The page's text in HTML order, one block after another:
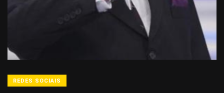
REDES SOCIAIS